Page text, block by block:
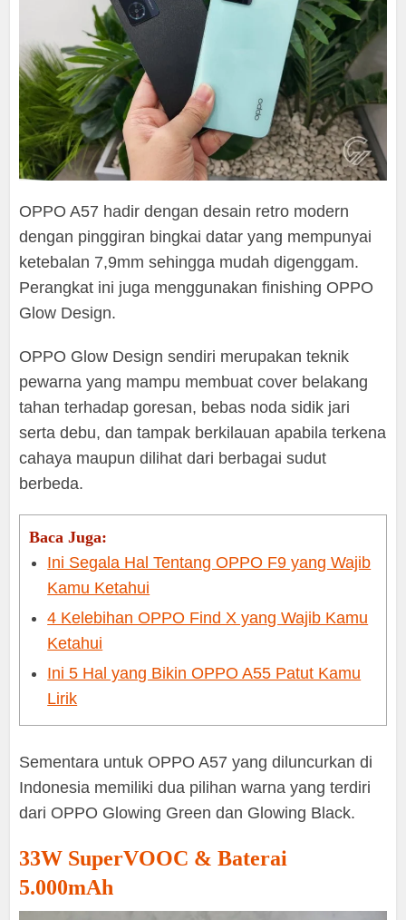
OPPO A57 hadir dengan desain retro modern
dengan pinggiran bingkai datar yang mempunyai
ketebalan 7,9mm sehingga mudah digenggam.
Perangkat ini juga menggunakan finishing OPPO
Glow Design.
OPPO Glow Design sendiri merupakan teknik
pewarna yang mampu membuat cover belakang
tahan terhadap goresan, bebas noda sidik jari
serta debu, dan tampak berkilauan apabila terkena
cahaya maupun dilihat dari berbagai sudut
berbeda.
Baca Juga:
Ini Segala Hal Tentang OPPO F9 yang Wajib
Kamu Ketahui
4 Kelebihan OPPO Find X yang Wajib Kamu
Ketahui
Ini 5 Hal yang Bikin OPPO A55 Patut Kamu
Lirik
Sementara untuk OPPO A57 yang diluncurkan di
Indonesia memiliki dua pilihan warna yang terdiri
dari OPPO Glowing Green dan Glowing Black.
33W SuperVOOC & Baterai
5.000mAh